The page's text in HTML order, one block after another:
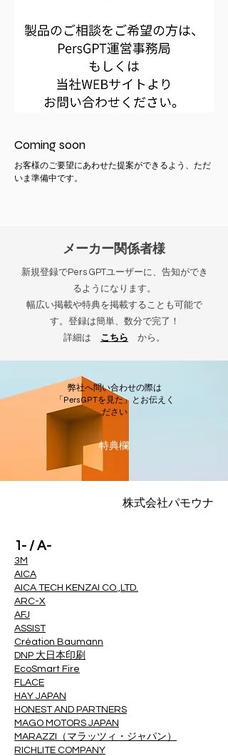
Coming soon
お客様のご要望にあわせた提案ができるよう、ただ
いま準備中です。
メーカー関係者様
新規登録でPers GPTユーザーに、告知ができ
るようになります。
幅広い掲載や特典を掲載することも可能で
す。登録は簡単、数分で完了！
詳細は こちら から。
弊社へ問い合わせの際は
「PersGPTを見た」とお伝えく
ださい
​特典欄
株式会社パモウナ
1- / A-
3M
AICA
AICA TECH KENZAI CO.,LTD.
ARC-X
AFJ
ASSIST
Création Baumann
DNP 大日本印刷
EcoSmart Fire
FLACE
HAY JAPAN
HONEST AND PARTNERS
MAGO MOTORS JAPAN
MARAZZI（マラッツィ・ジャパン）
RICHLITE COMPANY